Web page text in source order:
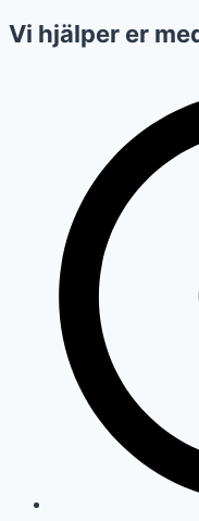
Vi hjälper er